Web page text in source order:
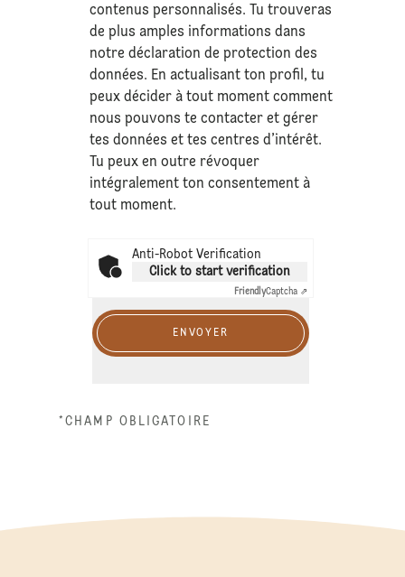
contenus personnalisés. Tu trouveras
de plus amples informations dans
notre déclaration deprotection des
données. En actualisant ton profil, tu
peux décider à tout moment comment
nous pouvons te contacter et gérer
tes données et tes centres d’intérêt.
Tu peux en outre révoquer
intégralement ton consentement à
tout moment.
Anti-Robot Verification
Click to start verification
FriendlyCaptcha ⇗
ENVOYER
*CHAMP OBLIGATOIRE